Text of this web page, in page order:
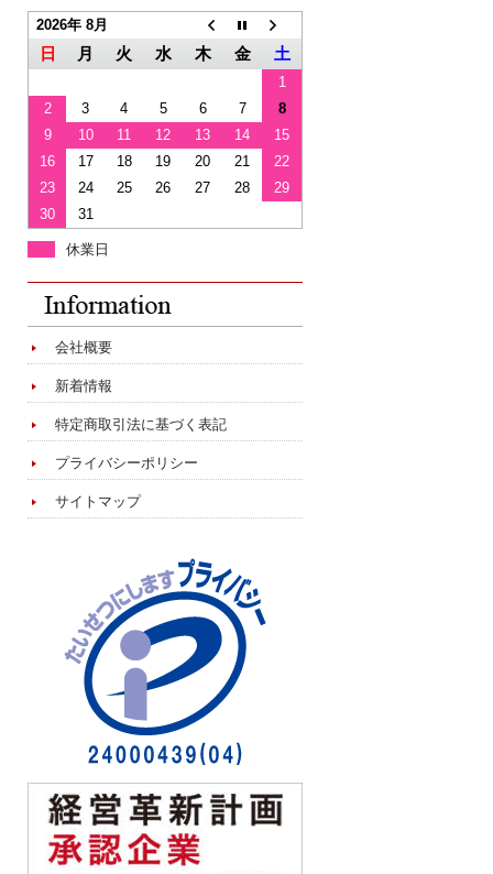
2026年 8月
日 月 火 水 木 金 土
1
2
3 4 5 6 7
8
9
10 11 12 13 14
15
16
17 18 19 20 21
22
23
24 25 26 27 28
29
30
31
休業日
会社概要
新着情報
特定商取引法に基づく表記
プライバシーポリシー
サイトマップ